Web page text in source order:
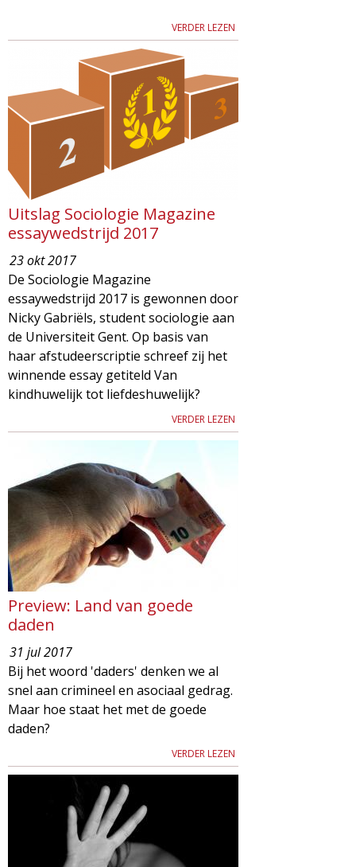
VERDER LEZEN
Uitslag Sociologie Magazine
essaywedstrijd 2017
23 okt 2017
De Sociologie Magazine
essaywedstrijd 2017 is gewonnen door
Nicky Gabriëls, student sociologie aan
de Universiteit Gent. Op basis van
haar afstudeerscriptie schreef zij het
winnende essay getiteld Van
kindhuwelijk tot liefdeshuwelijk?
VERDER LEZEN
Preview: Land van goede
daden
31 jul 2017
Bij het woord 'daders' denken we al
snel aan crimineel en asociaal gedrag.
Maar hoe staat het met de goede
daden?
VERDER LEZEN